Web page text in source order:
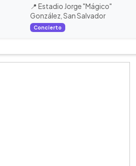
📍 Estadio Jorge "Mágico"
González, San Salvador
Concierto